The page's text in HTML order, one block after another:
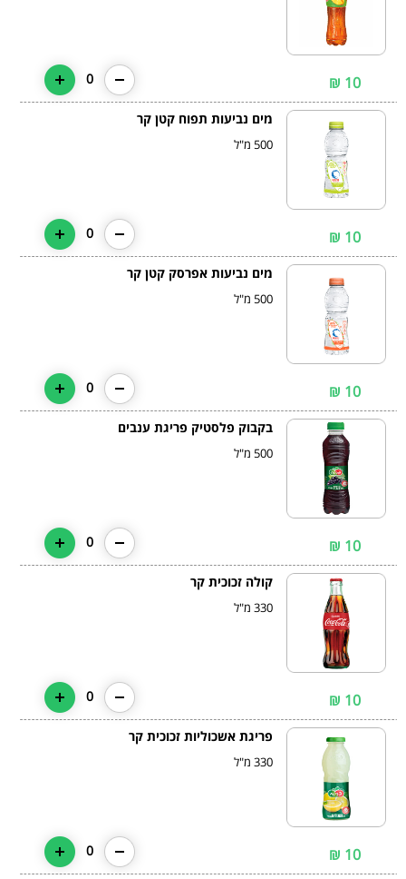
10 ₪
0
מים נביעות תפוח קטן קר
500 מ"ל
10 ₪
0
מים נביעות אפרסק קטן קר
500 מ"ל
10 ₪
0
בקבוק פלסטיק פריגת ענבים
500 מ"ל
10 ₪
0
קולה זכוכית קר
330 מ"ל
10 ₪
0
פריגת אשכוליות זכוכית קר
330 מ"ל
10 ₪
0